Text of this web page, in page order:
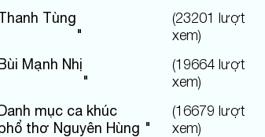
Tùng
"
(23201 lượt
xem)
Mạnh Nhị
"
(19664lượt
xem)
mục ca khúc
thơ Nguyên Hùng "
(16679 lượt
xem)